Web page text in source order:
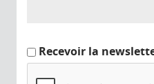
Recevoir la